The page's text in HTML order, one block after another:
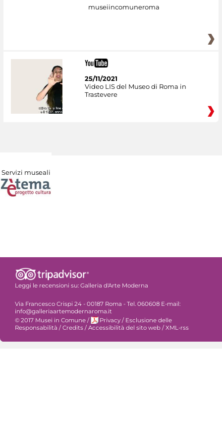
museiincomuneroma
25/11/2021
Video LIS del Museo di Roma in
Trastevere
Servizi museali
Leggi le recensioni su: Galleria d'Arte Moderna
Via Francesco Crispi 24 - 00187 Roma - Tel. 060608 E-mail:
info@galleriaartemodernaroma.it
© 2017 Musei in Comune / Privacy / Esclusione delle
Responsabilità /Credits /Accessibilità del sito web /XML-rss